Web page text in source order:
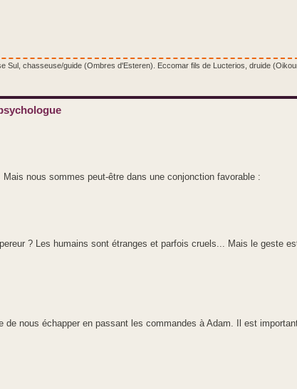
Sul, chasseuse/guide (Ombres d'Esteren). Eccomar fils de Lucterios, druide
nous sommes peut-être dans une conjonction favorable :
? Les humains sont étranges et parfois cruels... Mais le geste
nous échapper en passant les commandes à Adam. Il est